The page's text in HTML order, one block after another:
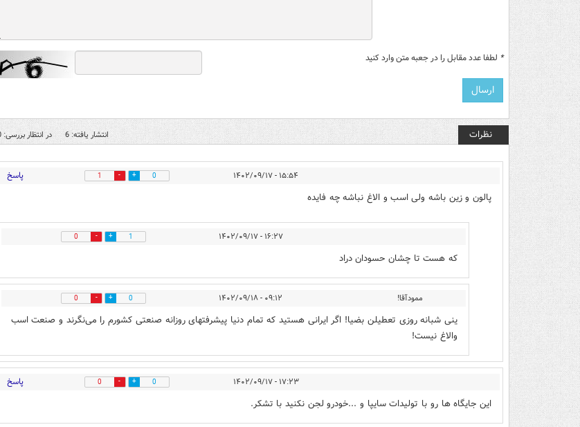
* لطفا عدد مقابل را در جعبه متن وارد کنید
نظرات انتشار یافته: 6 در انتظار بررسی: 0
۱۵:۵۴ - ۱۴۰۲/۰۹/۱۷ 0
1 پاسخ
پالون و زین باشه ولی اسب و الاغ نباشه چه فایده
۱۶:۲۷ - ۱۴۰۲/۰۹/۱۷ 1
0
که هست تا چشان حسودان دراد
ممودآقا! ۰۹:۱۲ - ۱۴۰۲/۰۹/۱۸ 0
0
ینی شبانه روزی تعطیلن بضیا! اگر ایرانی هستید که تمام دنیا پیشرفتهای روزانه صنعتی کشورم را می‌نگرند و صنعت اسب
و‌الاغ نیست!
۱۷:۲۳ - ۱۴۰۲/۰۹/۱۷ 0
0 پاسخ
این جایگاه ها رو با تولیدات سایپا و ...خودرو لجن نکنید با تشکر.